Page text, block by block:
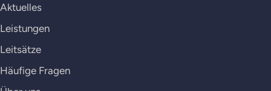
Aktuelles
Leistungen
Leitsätze
Häufige Fragen